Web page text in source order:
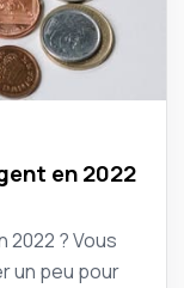
en 2022
2022 ? Vous
un peu pour